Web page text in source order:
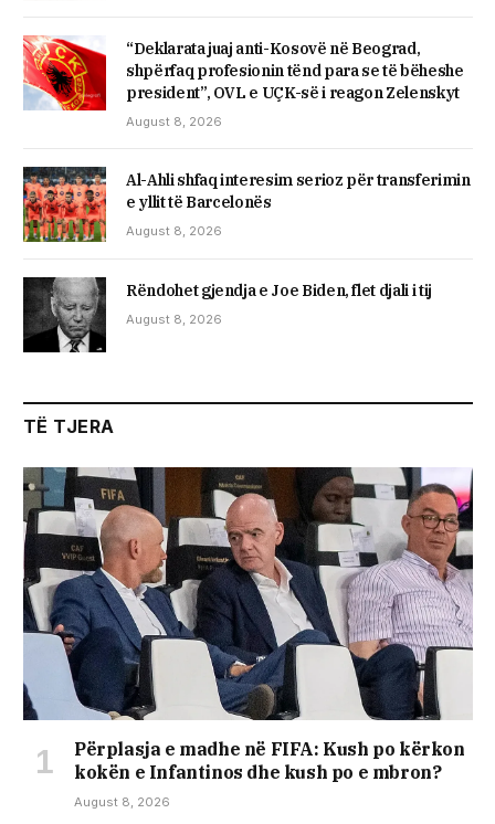
“Deklarata juaj anti-Kosovë në Beograd,
shpërfaq profesionin tënd para se të bëheshe
president”, OVL e UÇK-së i reagon Zelenskyt
August 8, 2026
Al-Ahli shfaq interesim serioz për transferimin
e yllit të Barcelonës
August 8, 2026
Rëndohet gjendja e Joe Biden, flet djali i tij
August 8, 2026
TË TJERA
Përplasja e madhe në FIFA: Kush po kërkon
kokën e Infantinos dhe kush po e mbron?
August 8, 2026